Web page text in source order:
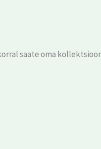
saate oma